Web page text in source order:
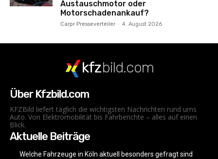
Austauschmotor oder
Motorschadenankauf?
Carpr Presseverteiler - 4. August 2026
kfzbild.com
Über Kfzbild.com
KFZBild liefert täglich die wichtigsten Nachrichten rund ums
Auto. Von Elektromobilität bis Fahrberichte – alles auf einen
Blick.
Aktuelle Beiträge
Welche Fahrzeuge in Köln aktuell besonders gefragt sind